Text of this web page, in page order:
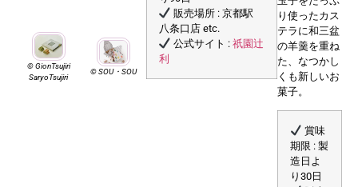
© GionTsujiri
SaryoTsujiri
©️ SOU・SOU
販売場所 : 京都駅
八条口店 etc.
公式サイト : 祇園辻
利
り使ったカス
テラに和三盆
の羊羹を重ね
た、なつかし
くも新しいお
菓子。
賞味
期限 : 製
造日よ
り30日